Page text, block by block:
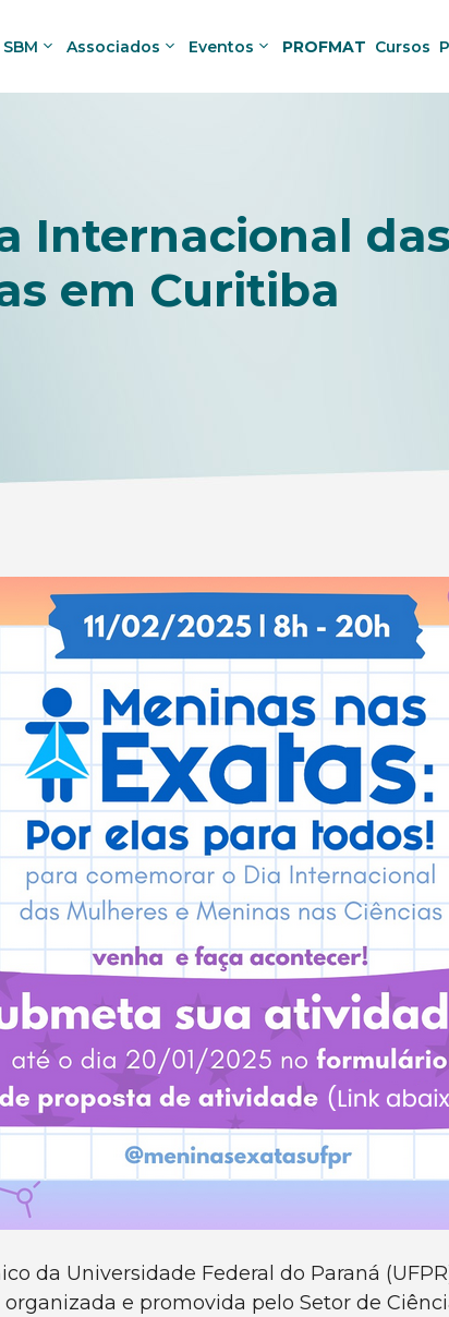
SBM Associados Eventos PROFMAT Cursos
Internacional
em Curitiba
da Universidade Federal do Paraná
e promovida pelo Setor de